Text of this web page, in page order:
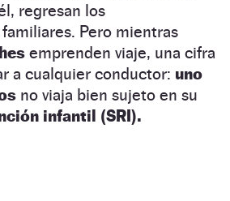
regresan los
Pero mientras
emprenden viaje, una cifra
a cualquier conductor: uno
no viaja bien sujeto en su
infantil (SRI).